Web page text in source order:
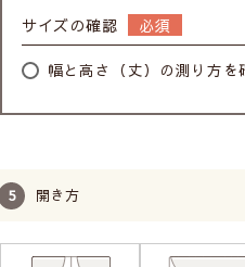
サイズの確認
幅と高さ（丈）の測り方を
開き方